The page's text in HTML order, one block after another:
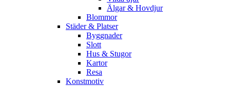
Älgar & Hovdjur
Blommor
Städer & Platser
Byggnader
Slott
Hus & Stugor
Kartor
Resa
Konstmotiv